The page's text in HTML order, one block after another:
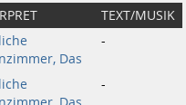
TEXT/MUSIK
Das
-
-